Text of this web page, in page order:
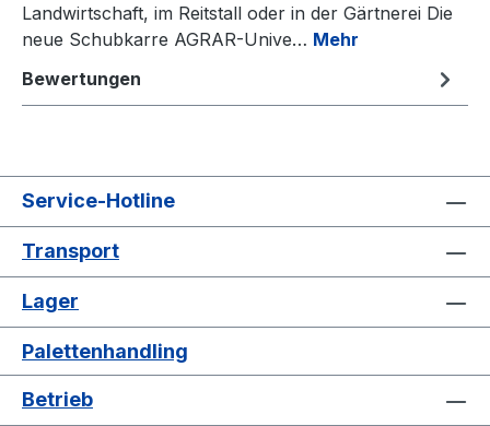
Landwirtschaft, im Reitstall oder in der Gärtnerei Die
neue Schubkarre AGRAR-Unive… Mehr
Bewertungen
Service-Hotline
Transport
Lager
Palettenhandling
Betrieb